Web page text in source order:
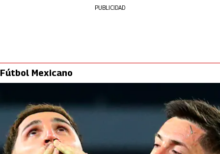
PUBLICIDAD
Fútbol Mexicano